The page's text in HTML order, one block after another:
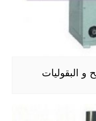
و البقوليات